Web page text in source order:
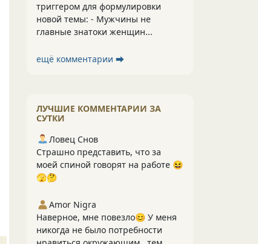
триггером для формулировки
новой темы: - Мужчины не
главные знатоки женщин...
ещё комментарии ⮕
ЛУЧШИЕ КОММЕНТАРИИ ЗА
СУТКИ
Ловец Снов
Страшно представить, что за
моей спиной говорят на работе 😆
🫣🤔
Amor Nigra
Наверное, мне повезло😊 У меня
никогда не было потребности